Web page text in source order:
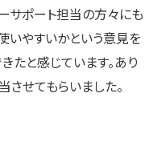
サポート担当の方々にも
いやすいかという意見を
たと感じています。あり
させてもらいました。